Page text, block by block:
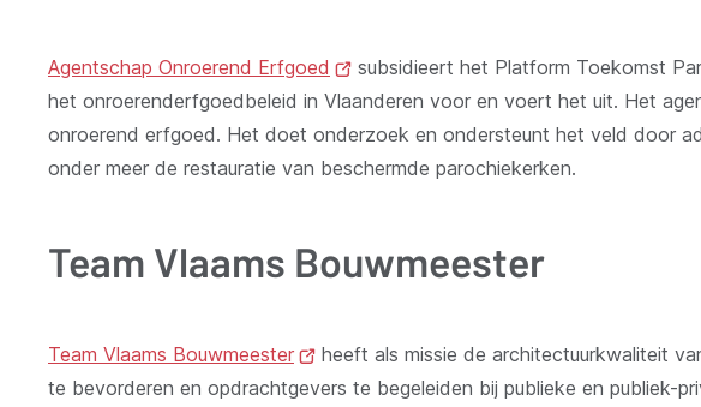
Agentschap Onroerend Erfgoed
(opent
nieuw
venster)
subsidieert het Platform Toekomst
het onroerenderfgoedbeleid in Vlaanderen voor en voert het uit. Het
onroerend erfgoed. Het doet onderzoek en ondersteunt het veld door
onder meer de restauratie van beschermde parochiekerken.
Team Vlaams Bouwmeester
Team Vlaams Bouwmeester
(opent
nieuw
heeft als missie de architectuurkwaliteit
te bevorderen en opdrachtgevers te begeleiden bij publieke en publiek-